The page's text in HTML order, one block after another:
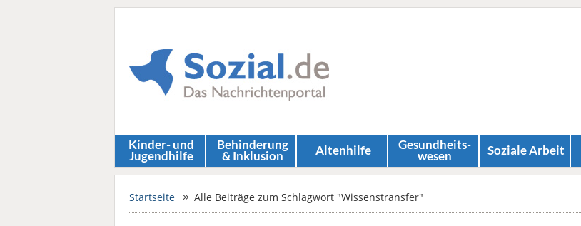
Kinder- und
Jugendhilfe
Behinderung
& Inklusion Altenhilfe Gesundheits­
wesen Soziale Arbeit
Startseite Alle Beiträge zum Schlagwort "Wissenstransfer"